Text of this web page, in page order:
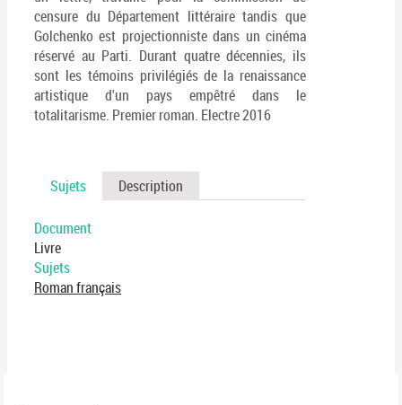
censure du Département littéraire tandis que
Golchenko est projectionniste dans un cinéma
réservé au Parti. Durant quatre décennies, ils
sont les témoins privilégiés de la renaissance
artistique d'un pays empêtré dans le
totalitarisme. Premier roman. Electre 2016
Sujets Description
Document
Livre
Sujets
Roman français